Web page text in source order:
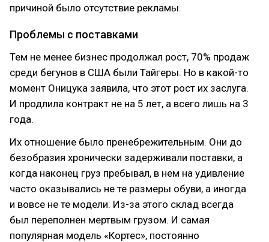
причиной было отсутствие рекламы.
Проблемы с поставками
Тем не менее бизнес продолжал рост, 70% продаж
среди бегунов в США были Тайгеры. Но в какой-то
момент Оницука заявила, что этот рост их заслуга.
И продлила контракт не на 5 лет, а всего лишь на 3
года.
Их отношение было пренебрежительным. Они до
безобразия хронически задерживали поставки, а
когда наконец груз пребывал, в нем на удивление
часто оказывались не те размеры обуви, а иногда
и вовсе не те модели. Из-за этого склад всегда
был переполнен мертвым грузом. И самая
популярная модель «Кортес», постоянно